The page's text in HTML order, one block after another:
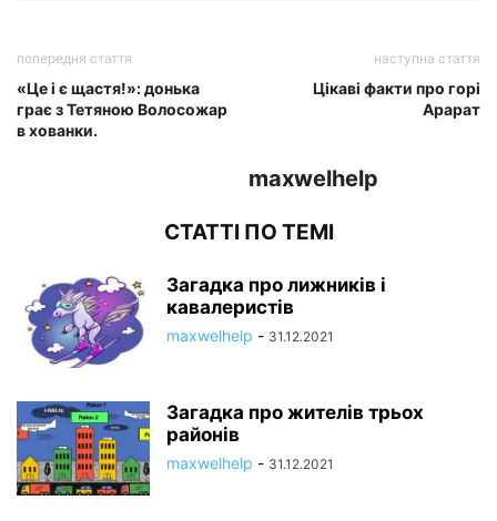
попередня стаття
«Це і є щастя!»: донька
грає з Тетяною Волосожар
в хованки.
наступна стаття
Цікаві факти про горі
Арарат
maxwelhelp
СТАТТІ ПО ТЕМІ
Загадка про лижників і
кавалеристів
maxwelhelp - 31.12.2021
Загадка про жителів трьох
районів
maxwelhelp - 31.12.2021